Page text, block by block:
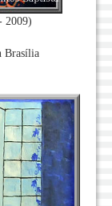
2009)
Brasília